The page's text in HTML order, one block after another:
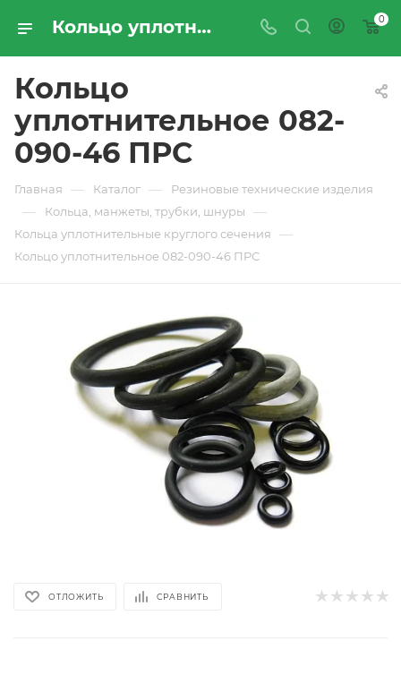
Кольцо уплотнительное 082-090-46 ПРС - купить по цене производителя с доставкой по Москве и России | ПРОМРЕСУРССЕРВИС 0
Кольцо
уплотнительное 082-
090-46 ПРС
Главная — Каталог — Резиновые технические изделия
— Кольца, манжеты, трубки, шнуры —
Кольца уплотнительные круглого сечения —
Кольцо уплотнительное 082-090-46 ПРС
ОТЛОЖИТЬ СРАВНИТЬ